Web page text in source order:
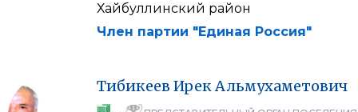
Хайбуллинский район
Член партии "Единая Россия"
Тибикеев ИрекАльмухаметович